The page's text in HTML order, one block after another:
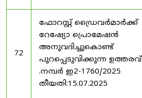
72
ഫോറസ്റ്റ് ഡ്രൈവർമാർക്ക്
റേഷ്യോ പ്രൊമേഷൻ
അനുവദിച്ചുകൊണ്ട്
പുറപ്പെടുവിക്കുന്ന ഉത്തരവ്
.നമ്പർ ഇ2-1760/2025
തീയതി:15.07.2025